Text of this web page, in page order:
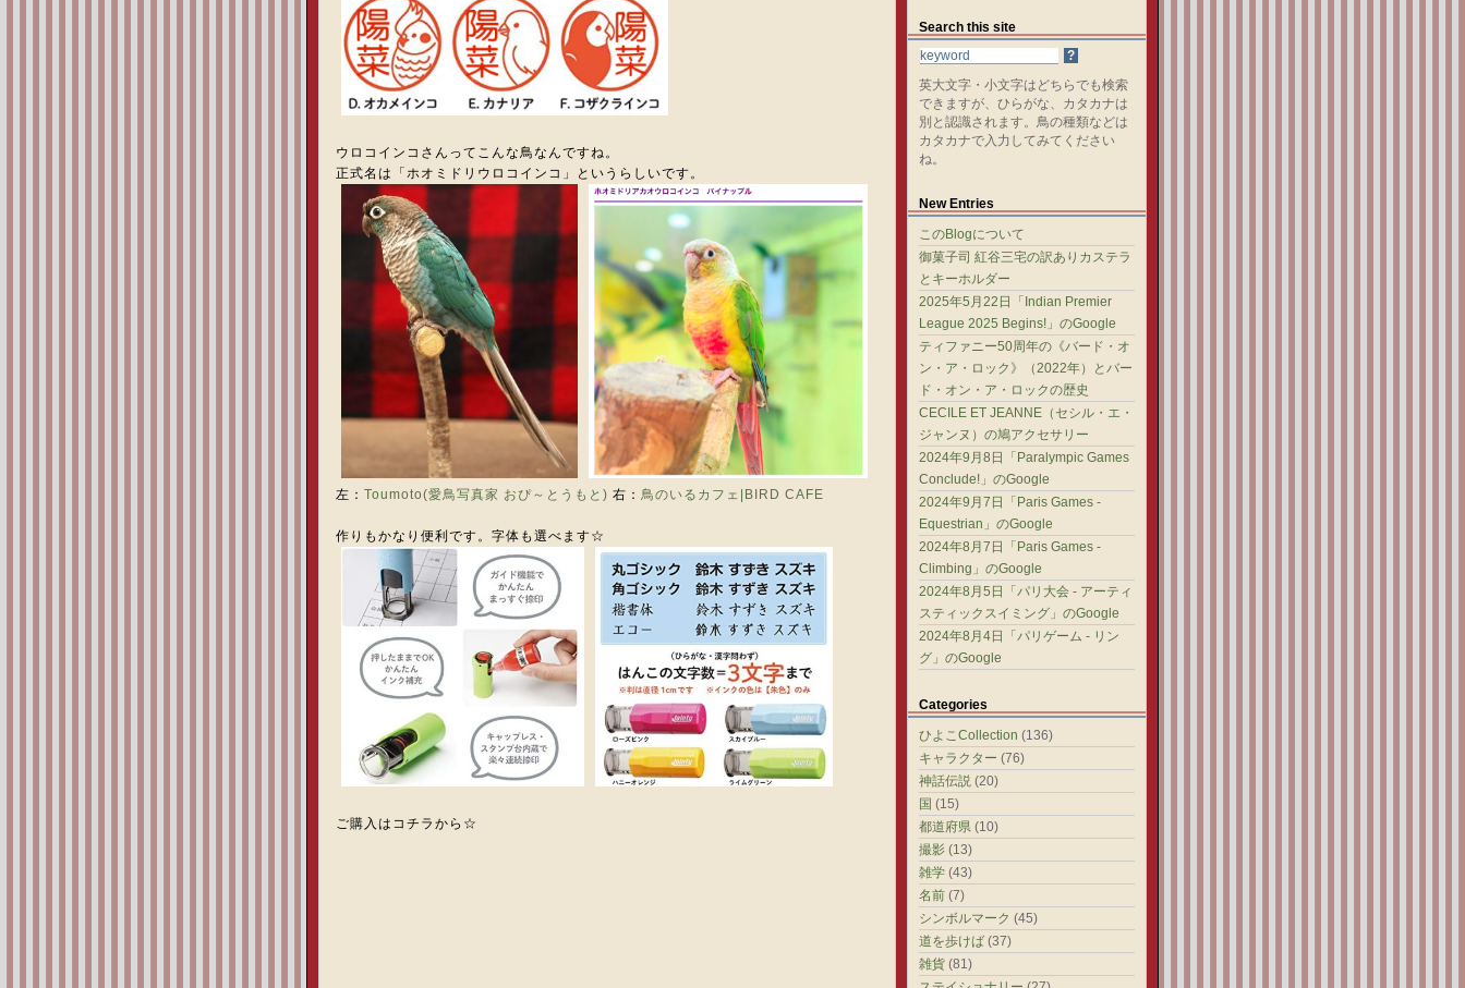
ウロコインコさんってこんな鳥なんですね。
正式名は「ホオミドリウロコインコ」というらしいです。
左： Toumoto(愛鳥写真家 おぴ～とうもと) 右： 鳥のいるカフェ|BIRD CAFE
作りもかなり便利です。字体も選べます☆
ご購入はコチラから☆
Search this site
英大文字・小文字はどちらでも検索
できますが、ひらがな、カタカナは
別と認識されます。鳥の種類などは
カタカナで入力してみてください
ね。
New Entries
このBlogについて
御菓子司 紅谷三宅の訳ありカステラ
とキーホルダー
2025年5月22日「Indian Premier
League 2025 Begins!」のGoogle
ティファニー50周年の《バード・オ
ン・ア・ロック》（2022年）とバー
ド・オン・ア・ロックの歴史
CECILE ET JEANNE（セシル・エ・
ジャンヌ）の鳩アクセサリー
2024年9月8日「Paralympic Games
Conclude!」のGoogle
2024年9月7日「Paris Games -
Equestrian」のGoogle
2024年8月7日「Paris Games -
Climbing」のGoogle
2024年8月5日「パリ大会 - アーティ
スティックスイミング」のGoogle
2024年8月4日「パリゲーム - リン
グ」のGoogle
Categories
ひよこCollection (136)
キャラクター (76)
神話伝説 (20)
国 (15)
都道府県 (10)
撮影 (13)
雑学 (43)
名前 (7)
シンボルマーク (45)
道を歩けば (37)
雑貨 (81)